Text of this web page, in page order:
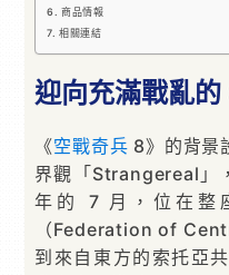
商品情報
相關連結
迎向充滿戰亂
《空戰奇兵 8》的背景
界觀「Strangereal」
年的 7 月，位在整
（Federation of
到來自東方的索托亞